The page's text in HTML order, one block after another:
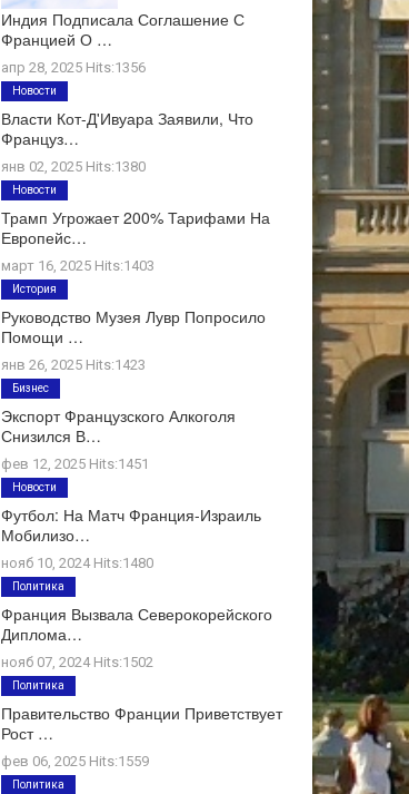
Индия Подписала Соглашение С
Францией О …
апр 28, 2025 Hits:1356
Власти Кот-Д'Ивуара Заявили, Что
Француз…
янв 02, 2025 Hits:1380
Новости
Трамп Угрожает 200% Тарифами На
Европейс…
март 16, 2025 Hits:1403
Новости
Руководство Музея Лувр Попросило
Помощи …
янв 26, 2025 Hits:1423
История
Экспорт Французского Алкоголя
Снизился В…
фев 12, 2025 Hits:1451
Бизнес
Футбол: На Матч Франция-Израиль
Мобилизо…
нояб 10, 2024 Hits:1480
Новости
Франция Вызвала Северокорейского
Диплома…
нояб 07, 2024 Hits:1502
Политика
Правительство Франции Приветствует
Рост …
фев 06, 2025 Hits:1559
Политика
Политика